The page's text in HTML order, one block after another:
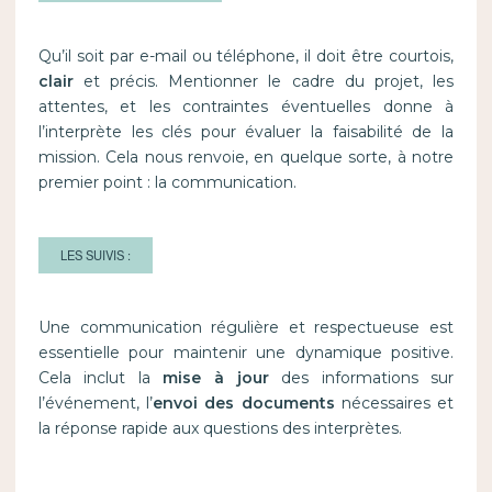
Qu’il soit par e-mail ou téléphone, il doit être courtois,
clairet précis. Mentionner le cadre du projet, les
attentes, et les contraintes éventuelles donne à
l’interprète les clés pour évaluer la faisabilité de la
mission. Cela nous renvoie, en quelque sorte, à notre
premier point : la communication.
LES SUIVIS :
Une communication régulière et respectueuse est
essentielle pour maintenir une dynamique positive.
Cela inclut la mise à jourdes informations sur
l’événement, l’envoi des documents nécessaires et
la réponse rapide aux questions des interprètes.